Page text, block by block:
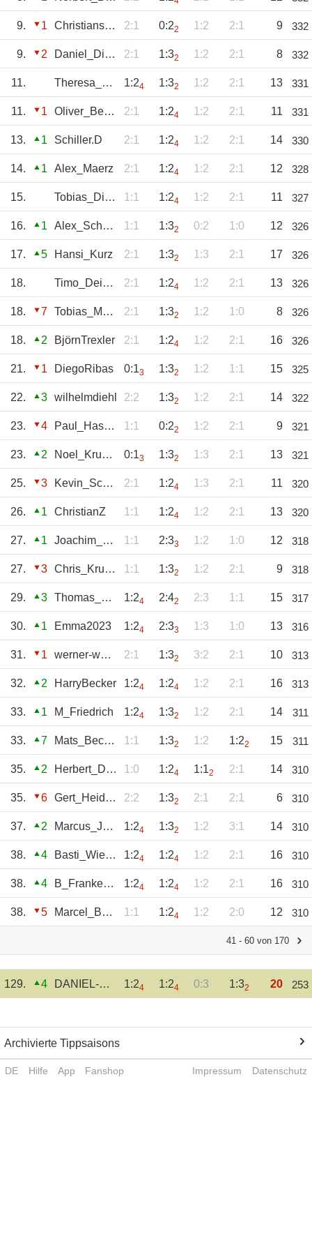
9. 1 Christiansepp 2:1 0:22 1:2 2:1 9 332
9. 2 Daniel_Diehl 2:1 1:32 1:2 2:1 8 332
11. Theresa_Schmitt 1:24 1:32 1:2 2:1 13 331
11. 1 Oliver_Becker 2:1 1:24 1:2 2:1 11 331
13. 1 Schiller.D 2:1 1:24 1:2 2:1 14 330
14. 1 Alex_Maerz 2:1 1:24 1:2 2:1 12 328
15. Tobias_Diehl 1:1 1:24 1:2 2:1 11 327
16. 1 Alex_Schaefer 1:1 1:32 0:2 1:0 12 326
17. 5 Hansi_Kurz 2:1 1:32 1:3 2:1 17 326
18. Timo_Deisenroth 2:1 1:24 1:2 2:1 13 326
18. 7 Tobias_Mühling 2:1 1:32 1:2 1:0 8 326
18. 2 BjörnTrexler 2:1 1:24 1:2 2:1 16 326
21. 1 DiegoRibas 0:13 1:32 1:2 1:1 15 325
22. 3 wilhelmdiehl 2:2 1:32 1:2 2:1 14 322
23. 4 Paul_Hassenpflu 1:1 0:22 1:2 2:1 9 321
23. 2 Noel_Krumpholz 0:13 1:32 1:3 2:1 13 321
25. 3 Kevin_Schäfer 2:1 1:24 1:3 2:1 11 320
26. 1 ChristianZ 1:1 1:24 1:2 2:1 13 320
27. 1 Joachim_Sch 1:1 2:33 1:2 1:0 12 318
27. 3 Chris_Krueger 1:1 1:32 1:2 2:1 9 318
29. 3 Thomas_Flor 1:24 2:42 2:3 1:1 15 317
30. 1 Emma2023 1:24 2:33 1:3 1:0 13 316
31. 1 werner-wagner 2:1 1:32 3:2 2:1 10 313
32. 2 HarryBecker 1:24 1:24 1:2 2:1 16 313
33. 1 M_Friedrich 1:24 1:32 1:2 2:1 14 311
33. 7 Mats_Becker 1:1 1:32 1:2 1:22 15 311
35. 2 Herbert_Diehl 1:0 1:24 1:12 2:1 14 310
35. 6 Gert_Heiderich 2:2 1:32 2:1 2:1 6 310
37. 2 Marcus_John 1:24 1:32 1:2 3:1 14 310
38. 4 Basti_Wiegand 1:24 1:24 1:2 2:1 16 310
38. 4 B_Frankenstein 1:24 1:24 1:2 2:1 16 310
38. 5 Marcel_Böttger 1:1 1:24 1:2 2:0 12 310
41 - 60 von 170
129. 4 DANIEL-SCHEUER 1:24 1:24 0:3 1:32 20 253
Archivierte Tippsaisons
DE Hilfe App Fanshop Impressum Datenschutz